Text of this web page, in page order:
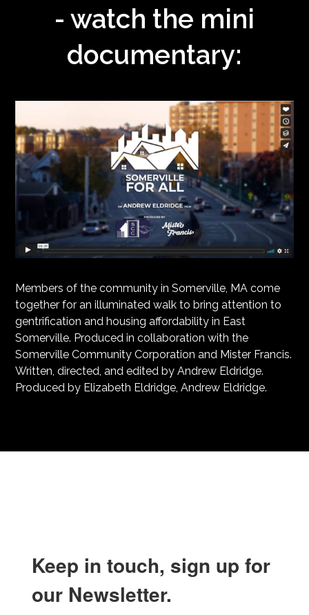
- watch the mini
documentary:
Members of the community in Somerville, MA come
together for an illuminated walk to bring attention to
gentrification and housing affordability in East
Somerville. Produced in collaboration with the
Somerville Community Corporation and Mister Francis.
Written, directed, and edited by Andrew Eldridge.
Produced by Elizabeth Eldridge, Andrew Eldridge.
Keep in touch, sign up for
our Newsletter.